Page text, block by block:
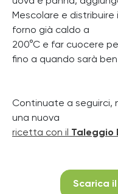
Mescolare e
forno già caldo a
200°C e far cuocere
fino a quando sarà
Continuate a seguirci,
una nuova
ricetta con il Taleggio
Scarica